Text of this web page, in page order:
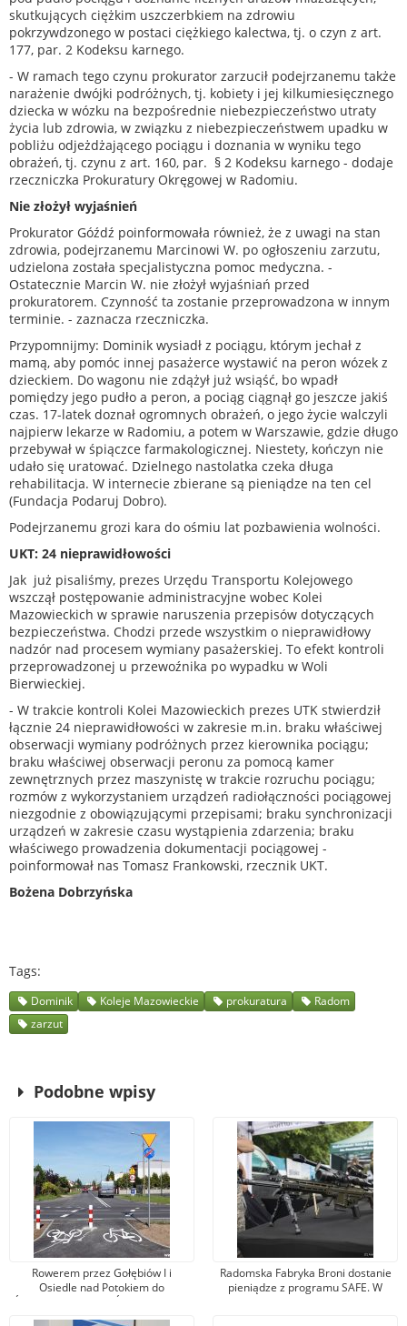
skutkujących ciężkim uszczerbkiem na zdrowiu
pokrzywdzonego w postaci ciężkiego kalectwa, tj. o czyn z art.
177, par. 2 Kodeksu karnego.
- W ramach tego czynu prokurator zarzucił podejrzanemu także
narażenie dwójki podróżnych, tj. kobiety i jej kilkumiesięcznego
dziecka w wózku na bezpośrednie niebezpieczeństwo utraty
życia lub zdrowia, w związku z niebezpieczeństwem upadku w
pobliżu odjeżdżającego pociągu i doznania w wyniku tego
obrażeń, tj. czynu z art. 160, par. § 2 Kodeksu karnego - dodaje
rzeczniczka Prokuratury Okręgowej w Radomiu.
Nie złożył wyjaśnień
Prokurator Góźdź poinformowała również, że z uwagi na stan
zdrowia, podejrzanemu Marcinowi W. po ogłoszeniu zarzutu,
udzielona została specjalistyczna pomoc medyczna. -
Ostatecznie Marcin W. nie złożył wyjaśniań przed
prokuratorem. Czynność ta zostanie przeprowadzona w innym
terminie. - zaznacza rzeczniczka.
Przypomnijmy: Dominik wysiadł z pociągu, którym jechał z
mamą, aby pomóc innej pasażerce wystawić na peron wózek z
dzieckiem. Do wagonu nie zdążył już wsiąść, bo wpadł
pomiędzy jego pudło a peron, a pociąg ciągnął go jeszcze jakiś
czas. 17-latek doznał ogromnych obrażeń, o jego życie walczyli
najpierw lekarze w Radomiu, a potem w Warszawie, gdzie długo
przebywał w śpiączce farmakologicznej. Niestety, kończyn nie
udało się uratować. Dzielnego nastolatka czeka długa
rehabilitacja. W internecie zbierane są pieniądze na ten cel
(Fundacja Podaruj Dobro).
Podejrzanemu grozi kara do ośmiu lat pozbawienia wolności.
UKT: 24 nieprawidłowości
Jak już pisaliśmy, prezes Urzędu Transportu Kolejowego
wszczął postępowanie administracyjne wobec Kolei
Mazowieckich w sprawie naruszenia przepisów dotyczących
bezpieczeństwa. Chodzi przede wszystkim o nieprawidłowy
nadzór nad procesem wymiany pasażerskiej. To efekt kontroli
przeprowadzonej u przewoźnika po wypadku w Woli
Bierwieckiej.
- W trakcie kontroli Kolei Mazowieckich prezes UTK stwierdził
łącznie 24 nieprawidłowości w zakresie m.in. braku właściwej
obserwacji wymiany podróżnych przez kierownika pociągu;
braku właściwej obserwacji peronu za pomocą kamer
zewnętrznych przez maszynistę w trakcie rozruchu pociągu;
rozmów z wykorzystaniem urządzeń radiołączności pociągowej
niezgodnie z obowiązującymi przepisami; braku synchronizacji
urządzeń w zakresie czasu wystąpienia zdarzenia; braku
właściwego prowadzenia dokumentacji pociągowej -
poinformował nas Tomasz Frankowski, rzecznik UKT.
Bożena Dobrzyńska
Tags
Dominik Koleje Mazowieckie prokuratura
Radom
zarzut
Podobne wpisy
Rowerem przez Gołębiów I i
Osiedle nad Potokiem do
Śródmieścia i dalej. Ścieżka wzdłuż
Energetyków gotowa
Radomska Fabryka Broni dostanie
pieniądze z programu SAFE. W